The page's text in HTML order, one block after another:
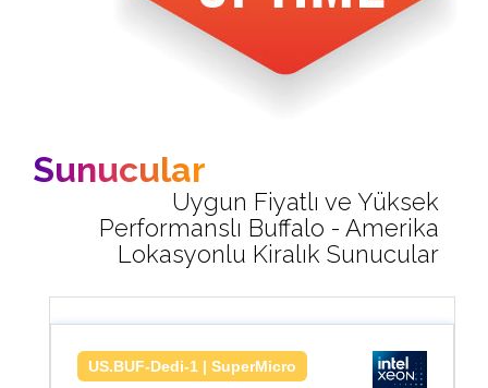
Sunucular
Uygun Fiyatlı ve Yüksek
Performanslı Buffalo - Amerika
Lokasyonlu Kiralık Sunucular
US.BUF-Dedi-1 | SuperMicro